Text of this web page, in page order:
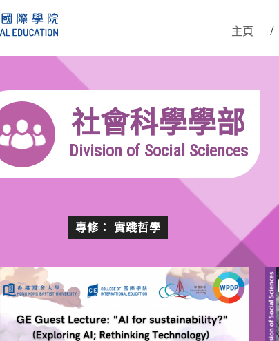
主頁
社會科學學部
Division of Social Sciences
專修： 實踐哲學